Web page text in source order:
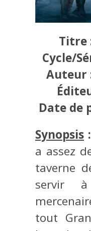
Titre
Cycle/
Auteur
Date de
Synopsis :
a assez
taverne
servir
tout